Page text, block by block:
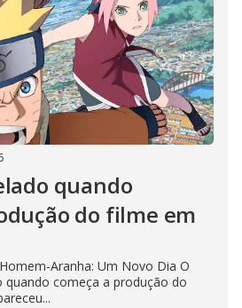
quando
do filme em
Aranha: Um Novo Dia O
quando começa a produção do